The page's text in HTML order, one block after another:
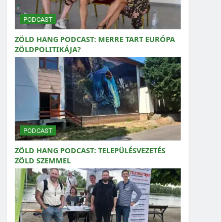
PODCAST
ZÖLD HANG PODCAST: MERRE TART EURÓPA
ZÖLDPOLITIKÁJA?
PODCAST
ZÖLD HANG PODCAST: TELEPÜLÉSVEZETÉS
ZÖLD SZEMMEL